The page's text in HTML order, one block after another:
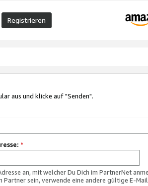
Registrieren
aus und klicke auf "Senden".
*
an, mit welcher Du Dich im PartnerNet
Partner sein, verwende eine andere gültige E-